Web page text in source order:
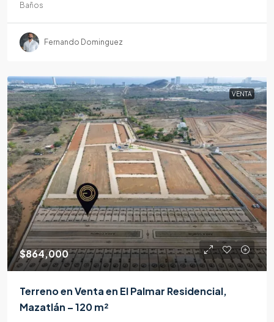
Baños
Fernando Dominguez
VENTA
$864,000
Terreno en Venta en El Palmar Residencial,
Mazatlán – 120 m²